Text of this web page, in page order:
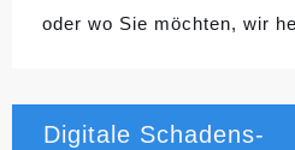
oder wo Sie möchten, wir
Digitale Schadens-